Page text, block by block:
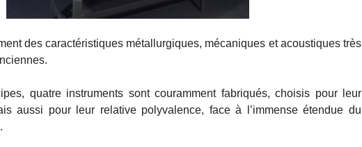
des caractéristiques métallurgiques, mécaniques et acoustiques très
quatre instruments sont couramment fabriqués, choisis pour leur
aussi pour leur relative polyvalence, face à l’immense étendue du